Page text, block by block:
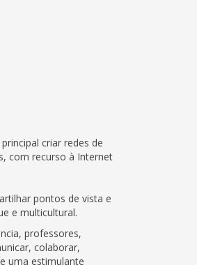
criar redes de
com recurso à Internet
pontos de vista e
e multicultural.
professores,
colaborar,
uma estimulante